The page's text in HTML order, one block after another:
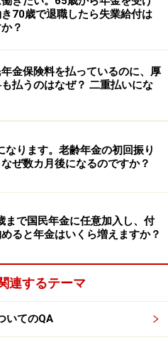
、繰下げ制度の対象にはなり
たときは速やかに請求する
り上げてほしい質問がある
イナンシャルプランナー）
。最新の内容をご確認くださ
供を目的としており、特定の金融
ではありません。
ご判断はご自身の責任において
ては十分に配慮しております
なく、これに基づく損失・損害
を負いません。
ず各金融機関やサービス提供者
70歳で退職したら失業給付は
？
金保険料を払っているのに、厚
払うのはなぜ？ 二重払いにな
なります。老齢年金の初回振り
ぜ数カ月後になるのですか？
まで国民年金に任意加入し、付
ると年金はいくら増えますか？
連するテーマ
いてのQA